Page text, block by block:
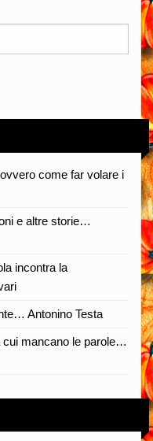
come far volare i
e altre storie…
incontra la
Antonino Testa
cui mancano le parole…